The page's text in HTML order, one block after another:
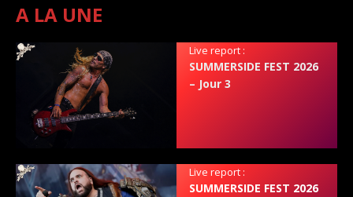
A LA UNE
Live report :
SUMMERSIDE FEST 2026
– Jour 3
Live report :
SUMMERSIDE FEST 2026